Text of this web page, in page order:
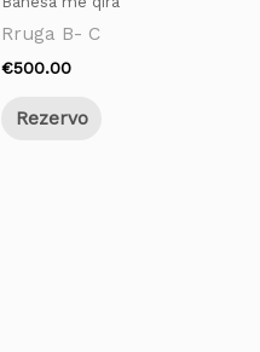
Rruga B- C
€500.00
Rezervo